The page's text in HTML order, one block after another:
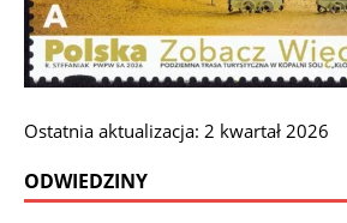
Ostatnia aktualizacja: 2 kwartał 2026
ODWIEDZINY